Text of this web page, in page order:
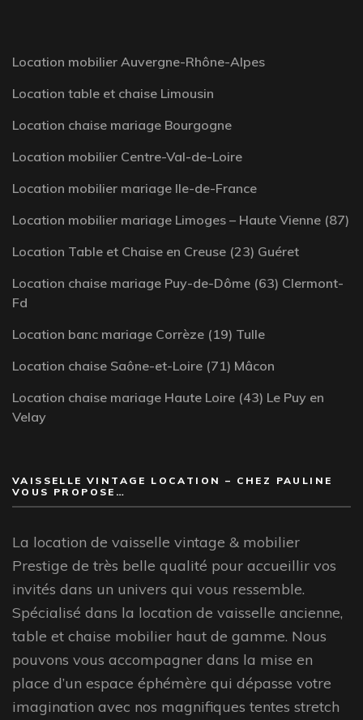
Location mobilier Auvergne-Rhône-Alpes
Location table et chaise Limousin
Location chaise mariage Bourgogne
Location mobilier Centre-Val-de-Loire
Location mobilier mariage Ile-de-France
Location mobilier mariage Limoges – Haute Vienne (87)
Location Table et Chaise en Creuse (23) Guéret
Location chaise mariage Puy-de-Dôme (63) Clermont-
Fd
Location banc mariage Corrèze (19) Tulle
Location chaise Saône-et-Loire (71) Mâcon
Location chaise mariage Haute Loire (43) Le Puy en
Velay
VAISSELLE VINTAGE LOCATION – CHEZ PAULINE
VOUS PROPOSE…
La location de vaisselle vintage & mobilier
Prestige de très belle qualité pour accueillir vos
invités dans un univers qui vous ressemble.
Spécialisé dans la location de vaisselle ancienne,
table et chaise mobilier haut de gamme. Nous
pouvons vous accompagner dans la mise en
place d’un espace éphémère qui dépasse votre
imagination avec nos magnifiques tentes stretch